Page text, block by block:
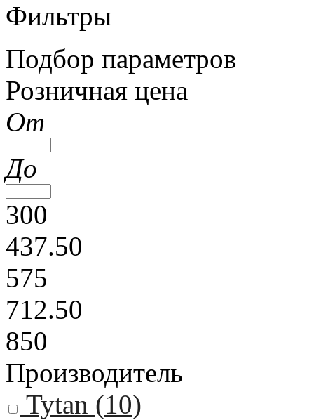
Фильтры
Подбор параметров
Розничная цена
От
До
300
437.50
575
712.50
850
Производитель
Tytan (10)